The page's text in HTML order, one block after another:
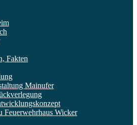
Fakten
Mainufer
Feuerwehrhaus Wicker